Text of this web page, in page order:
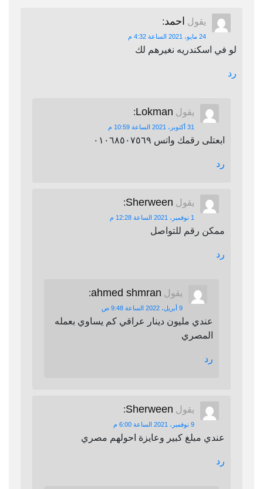
يقول احمد:
24 مايو، 2021 الساعة 4:32 م
لو في اسكندريه نغيرهم لك
رد
يقول Lokman
:
31 أكتوبر، 2021 الساعة 10:59 م
ابعتلى رقمك واتس ٠١٠٦٨٥٠٧٥٦٩
رد
يقول Sherween
:
1 نوفمبر، 2021 الساعة 12:28 م
ممكن رقم للتواصل
رد
يقول ahmed shmran
:
9 أبريل، 2022 الساعة 9:48 ص
عندي مليون دينار عراقي كم يساوي بعمله
المصري
رد
يقول Sherween
:
9 نوفمبر، 2021 الساعة 6:00 م
عندي مبلغ كبير وعايزة احولهم مصري
رد